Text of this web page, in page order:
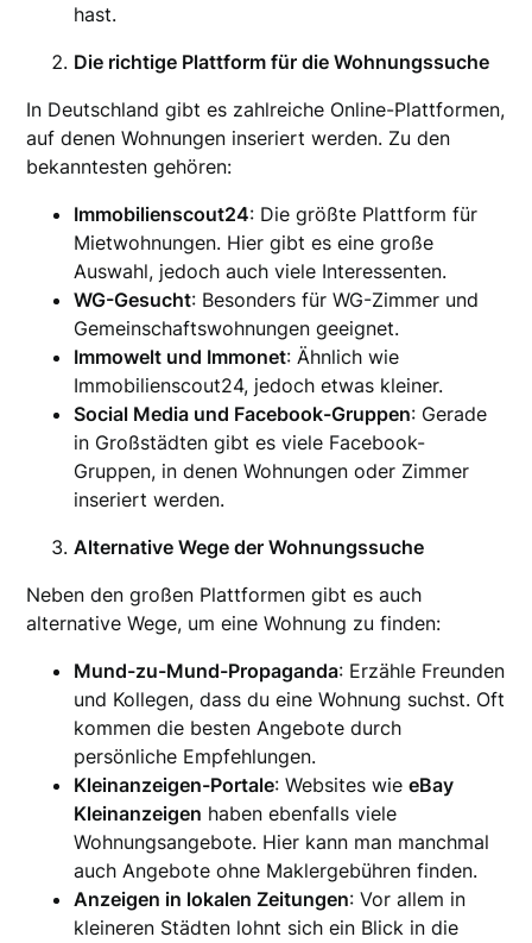
hast.
Die richtige Plattform für die Wohnungssuche
In Deutschland gibt es zahlreiche Online-Plattformen,
auf denen Wohnungen inseriert werden. Zu den
bekanntesten gehören:
Immobilienscout24: Die größte Plattform für
Mietwohnungen. Hier gibt es eine große
Auswahl, jedoch auch viele Interessenten.
WG-Gesucht: Besonders für WG-Zimmer und
Gemeinschaftswohnungen geeignet.
Immowelt und Immonet: Ähnlich wie
Immobilienscout24, jedoch etwas kleiner.
Social Media und Facebook-Gruppen: Gerade
in Großstädten gibt es viele Facebook-
Gruppen, in denen Wohnungen oder Zimmer
inseriert werden.
Alternative Wege der Wohnungssuche
Neben den großen Plattformen gibt es auch
alternative Wege, um eine Wohnung zu finden:
Mund-zu-Mund-Propaganda: Erzähle Freunden
und Kollegen, dass du eine Wohnung suchst. Oft
kommen die besten Angebote durch
persönliche Empfehlungen.
Kleinanzeigen-Portale: Websites wieeBay
Kleinanzeigen haben ebenfalls viele
Wohnungsangebote. Hier kann man manchmal
auch Angebote ohne Maklergebühren finden.
Anzeigen in lokalen Zeitungen: Vor allem in
kleineren Städten lohnt sich ein Blick in die